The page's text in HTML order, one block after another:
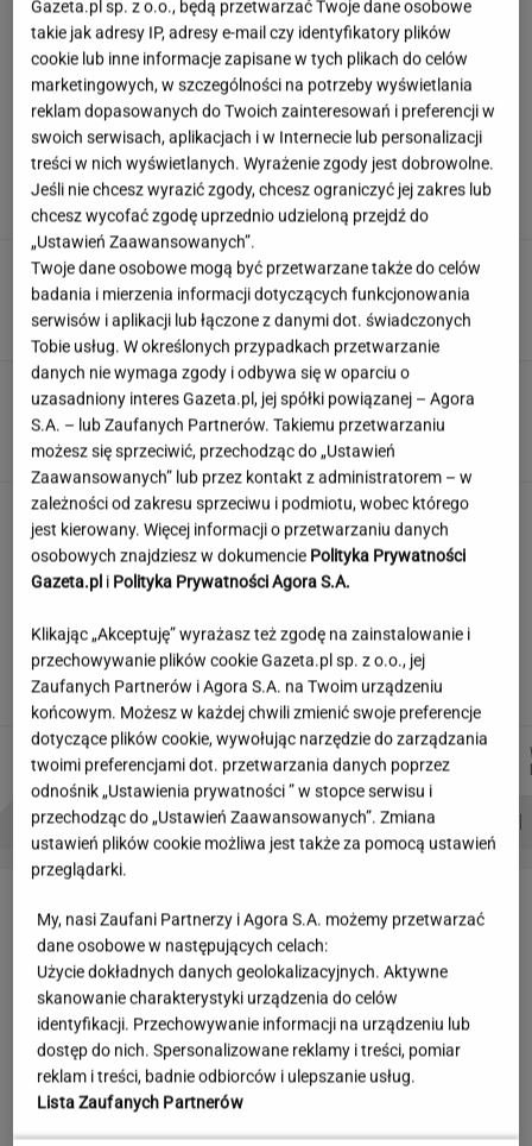
Ambasada wydała pilny apel. Kierowcy wciąż
wpadają w tę samą pułapkę
Rozjuszony Olbrychski napisał list do Tuska.
"To jest naplucie mi w twarz"
Wybraliśmy kadry z 15 polskich filmów.
Rozpoznasz tytuły tych produkcji?
Hygge na talerzu. Dlaczego skandynawska
kuchnia podbija świat?
MATERIAŁ PROMOCYJNY
Jeden wakacyjny nawyk może mieć
nieprzyjemne konsekwencje. Też tak robisz?
MATERIAŁ PROMOCYJNY
Autorzy:
DANIEL
MAIKOWSKI
DOMINIK
SENKOWSKI
MARTA
KORYCKA
TRELA
PROBLEMY POLSKICH SIATKARZY ZNAK Z '30' WISŁAWA SZYMBORSKA
Czyszczenie magazynów
W WITTCHEN ruszyła wielka
Gazeta.pl sp. z o.o., będą przetwarzać Twoje dane osobowe
takie jak adresy IP, adresy e-mail czy identyfikatory plików
cookie lub inne informacje zapisane w tych plikach do celów
marketingowych, w szczególności na potrzeby wyświetlania
reklam dopasowanych do Twoich zainteresowań i preferencji w
swoich serwisach, aplikacjach i w Internecie lub personalizacji
treści w nich wyświetlanych. Wyrażenie zgody jest dobrowolne.
Jeśli nie chcesz wyrazić zgody, chcesz ograniczyć jej zakres lub
chcesz wycofać zgodę uprzednio udzieloną przejdź do
„Ustawień Zaawansowanych”.
Twoje dane osobowe mogą być przetwarzane także do celów
badania i mierzenia informacji dotyczących funkcjonowania
serwisów i aplikacji lub łączone z danymi dot. świadczonych
Tobie usług. W określonych przypadkach przetwarzanie
danych nie wymaga zgody i odbywa się w oparciu o
uzasadniony interes Gazeta.pl, jej spółki powiązanej – Agora
S.A. – lub Zaufanych Partnerów. Takiemu przetwarzaniu
możesz się sprzeciwić, przechodząc do „Ustawień
Zaawansowanych” lub przez kontakt z administratorem – w
zależności od zakresu sprzeciwu i podmiotu, wobec którego
jest kierowany. Więcej informacji o przetwarzaniu danych
osobowych znajdziesz w dokumencie Polityka Prywatności
Gazeta.pl i Polityka Prywatności Agora S.A.
Klikając „Akceptuję” wyrażasz też zgodę na zainstalowanie i
przechowywanie plików cookie Gazeta.pl sp. z o.o., jej
Zaufanych Partnerów i Agora S.A. na Twoim urządzeniu
końcowym. Możesz w każdej chwili zmienić swoje preferencje
dotyczące plików cookie, wywołując narzędzie do zarządzania
twoimi preferencjami dot. przetwarzania danych poprzez
odnośnik „Ustawienia prywatności ” w stopce serwisu i
przechodząc do „Ustawień Zaawansowanych”. Zmiana
ustawień plików cookie możliwa jest także za pomocą ustawień
przeglądarki.
My, nasi Zaufani Partnerzy i Agora S.A. możemy przetwarzać
dane osobowe w następujących celach:
Użycie dokładnych danych geolokalizacyjnych. Aktywne
skanowanie charakterystyki urządzenia do celów
identyfikacji. Przechowywanie informacji na urządzeniu lub
dostęp do nich. Spersonalizowane reklamy i treści, pomiar
reklam i treści, badnie odbiorców i ulepszanie usług.
Lista Zaufanych Partnerów